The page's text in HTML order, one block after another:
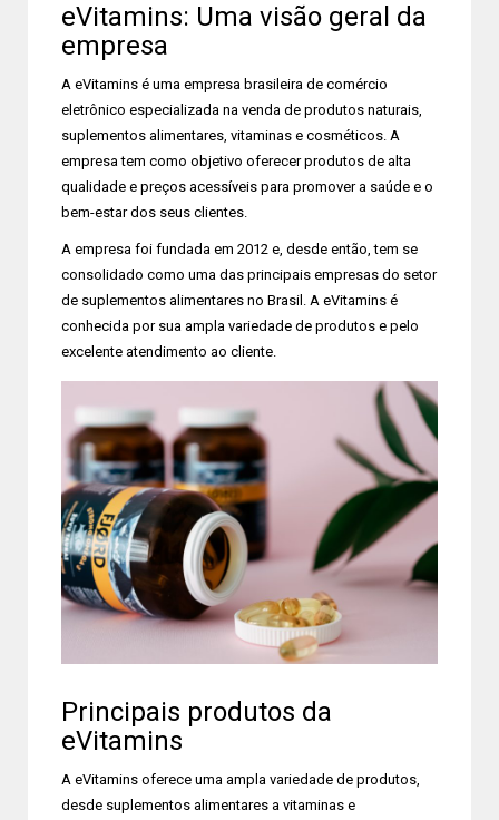
eVitamins: Uma visão geral da
empresa
A eVitamins é uma empresa brasileira de comércio
eletrônico especializada na venda de produtos naturais,
suplementos alimentares, vitaminas e cosméticos. A
empresa tem como objetivo oferecer produtos de alta
qualidade e preços acessíveis para promover a saúde e o
bem-estar dos seus clientes.
A empresa foi fundada em 2012 e, desde então, tem se
consolidado como uma das principais empresas do setor
de suplementos alimentares no Brasil. A eVitamins é
conhecida por sua ampla variedade de produtos e pelo
excelente atendimento ao cliente.
Principais produtos da
eVitamins
A eVitamins oferece uma ampla variedade de produtos,
desde suplementos alimentares a vitaminas e